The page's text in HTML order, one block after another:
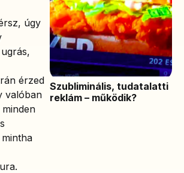
úgy
érzed
valóban
Szubliminális, tudatalatti
reklám – működik?